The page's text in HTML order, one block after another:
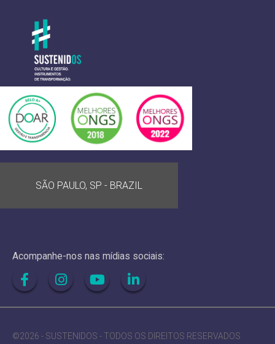
SÃO PAULO, SP - BRAZIL
Acompanhe-nos nas mídias sociais:
©2026 - SUSTENIDOS - TODOS OS DIREITOS RESERVADOS